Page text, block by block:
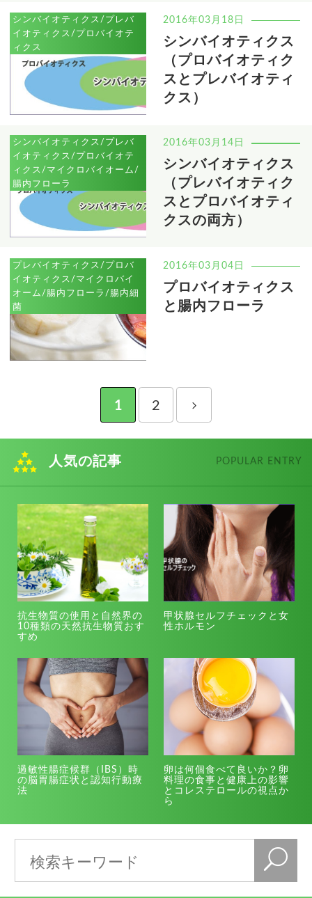
シンバイオティクス/プレバ
イオティクス/プロバイオテ
ィクス
2016年03月18日
シンバイオティクス
（プロバイオティク
スとプレバイオティ
クス）
シンバイオティクス/プレバ
イオティクス/プロバイオテ
ィクス/マイクロバイオーム/
腸内フローラ
2016年03月14日
シンバイオティクス
（プレバイオティク
スとプロバイオティ
クスの両方）
プレバイオティクス/プロバ
イオティクス/マイクロバイ
オーム/腸内フローラ/腸内細
菌
2016年03月04日
プロバイオティクス
と腸内フローラ
1 2
人気の記事 POPULAR ENTRY
抗生物質の使用と自然界の
10種類の天然抗生物質おす
すめ
甲状腺セルフチェックと女
性ホルモン
過敏性腸症候群（IBS）時
の脳胃腸症状と認知行動療
法
卵は何個食べて良いか？卵
料理の食事と健康上の影響
とコレステロールの視点か
ら